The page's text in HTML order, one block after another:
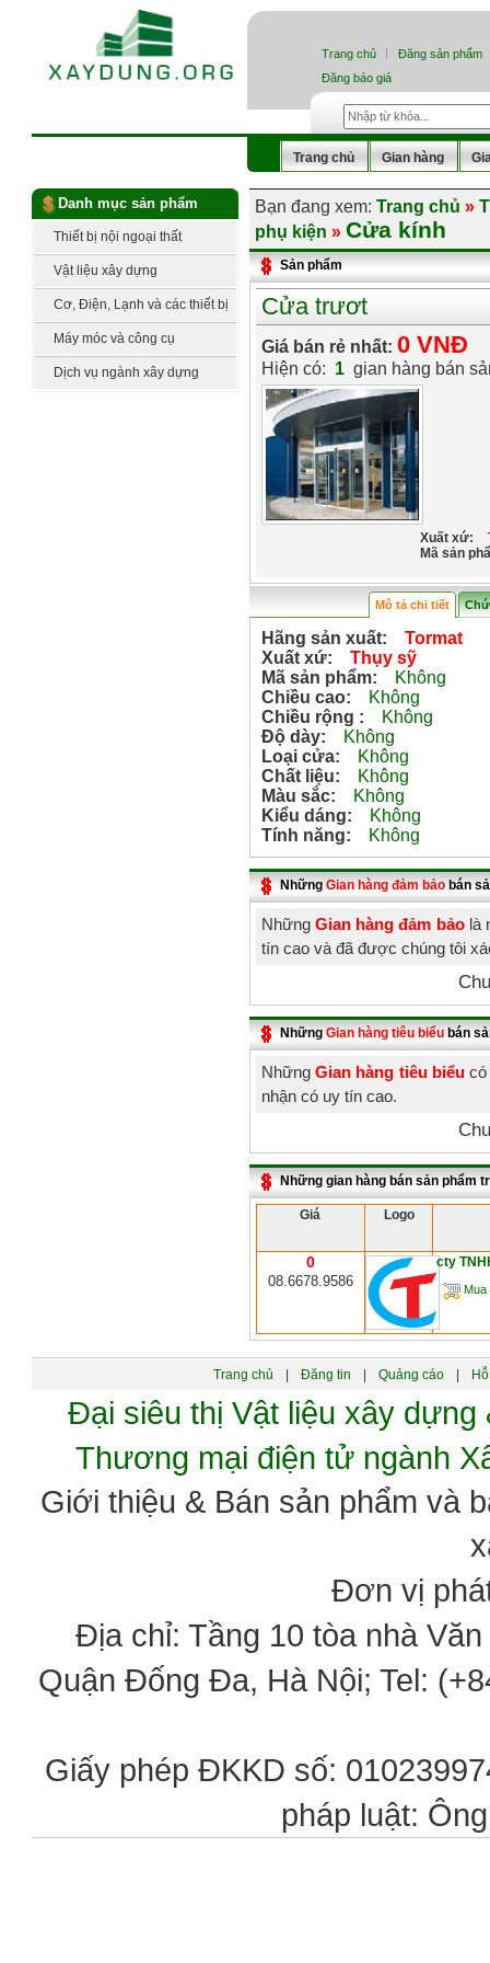
Trang chủ
Đăng sản phẩm
Đăng báo giá
Trang chủ Gian hàng
Danh mục sản phẩm
Thiết bị nội ngoại thất
Vật liệu xây dựng
Cơ, Điện, Lạnh và các thiết bị
công nghệ
Máy móc và công cụ
Dịch vụ ngành xây dựng
Bạn đang xem: Trang chủ »
phụ kiện » Cửa kính
Sản phẩm
Cửa trươt
Giá bán rẻ nhất: 0 VNĐ
Hiện có: 1gian hàng bán
Xuất xứ:
Mã sản
Mô tả chi tiết
Hãng sản xuất:
Tormat
Xuất xứ:
Thụy sỹ
Mã sản phẩm:
Không
Chiều cao:
Không
Chiều rộng :
Không
Độ dày:
Không
Loại cửa:
Không
Chất liệu:
Không
Màu sắc:
Không
Kiểu dáng:
Không
Tính năng:
Không
NhữngGian hàng đảm bảobán
NhữngGian hàng đảm bảolà
tín cao và đã được chúng tôi
NhữngGian hàng tiêu biểubán
NhữngGian hàng tiêu biểucó
nhận có uy tín cao.
Những gian hàng bán sản phẩm
Giá Logo
0
08.6678.9586
cty
Mua
Trang chủ Đăng tin Quảng cáo
Đại siêu thị Vật liệu xây
Thương mại điện tử ngành
Giới thiệu & Bán sản phẩm và
Đơn vị
Địa chỉ: Tầng 10 tòa nhà
Quận Đống Đa, Hà Nội; Tel:
Giấy phép ĐKKD số:
pháp luật: